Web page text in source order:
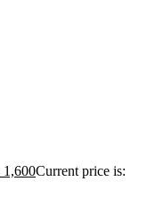
1,600Current price is: